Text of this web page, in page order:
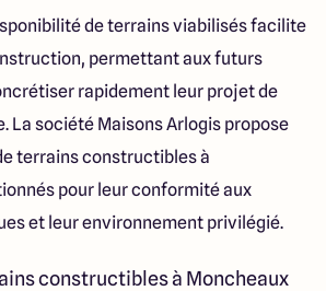
de terrains viabilisés facilite
permettant aux futurs
rapidement leur projet de
La société Maisons Arlogis propose
terrains constructibles à
pour leur conformité aux
et leur environnement privilégié.
constructibles à Moncheaux